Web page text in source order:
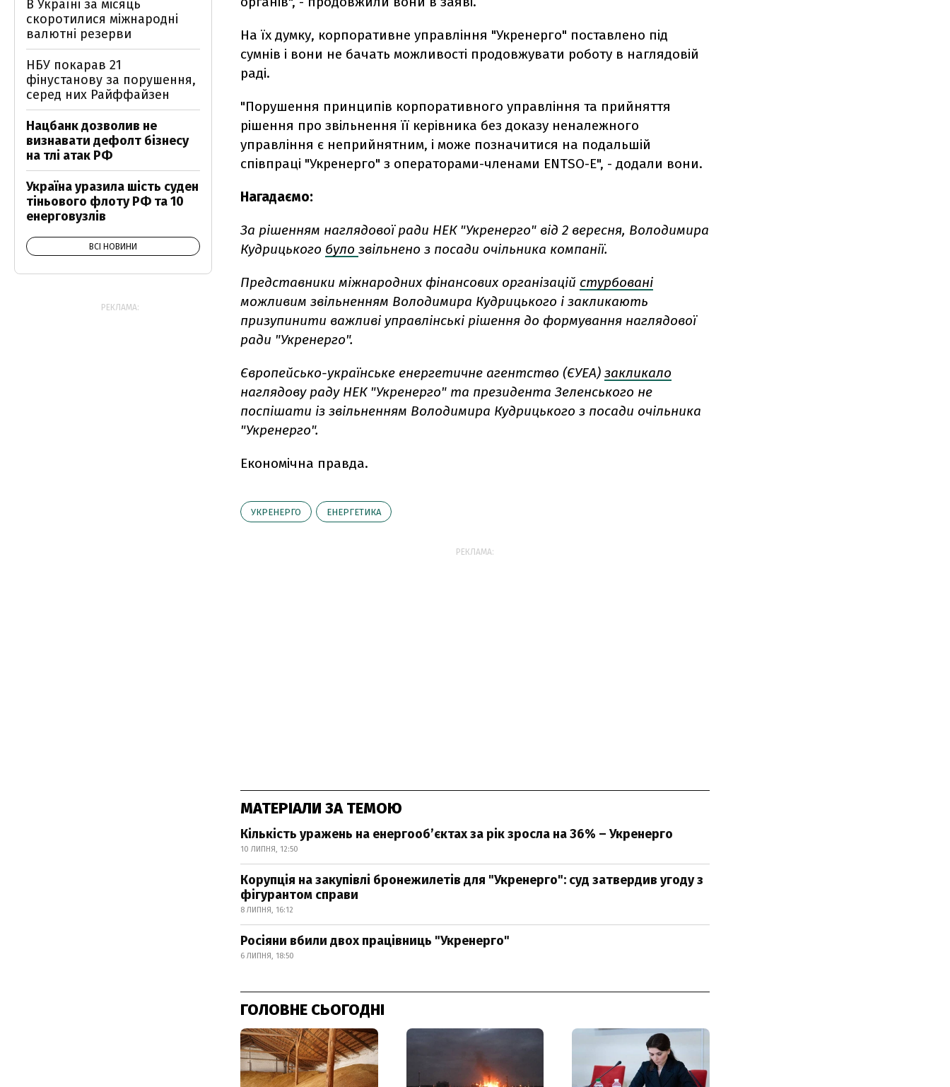
На їх думку, корпоративне управління "Укренерго" поставлено під
сумнів і вони не бачать можливості продовжувати роботу в наглядовій
раді.
"Порушення принципів корпоративного управління та прийняття
рішення про звільнення її керівника без доказу неналежного
управління є неприйнятним, і може позначитися на подальшій
співпраці "Укренерго" з операторами-членами ENTSO-E", - додали вони.
Нагадаємо:
За рішенням наглядової ради НЕК "Укренерго" від 2 вересня, Володимира
Кудрицького було звільнено з посади очільника компанії.
Представники міжнародних фінансових організацій стурбовані
можливим звільненням Володимира Кудрицького і закликають
призупинити важливі управлінські рішення до формування наглядової
ради "Укренерго".
Європейсько-українське енергетичне агентство (ЄУЕА) закликало
наглядову раду НЕК "Укренерго" та президента Зеленського не
поспішати із звільненням Володимира Кудрицького з посади очільника
"Укренерго".
Економічна правда.
УКРЕНЕРГО ЕНЕРГЕТИКА
РЕКЛАМА:
МАТЕРІАЛИ ЗА ТЕМОЮ
Кількість уражень на енергооб’єктах за рік зросла на 36% – Укренерго
10 ЛИПНЯ, 12:50
Корупція на закупівлі бронежилетів для "Укренерго": суд затвердив угоду з
фігурантом справи
8 ЛИПНЯ, 16:12
Росіяни вбили двох працівниць "Укренерго"
6 ЛИПНЯ, 18:50
ГОЛОВНЕ СЬОГОДНІ
В Україні за місяць
скоротилися міжнародні
валютні резерви
НБУ покарав 21
фінустанову за порушення,
серед них Райффайзен
Нацбанк дозволив не
визнавати дефолт бізнесу
на тлі атак РФ
Україна уразила шість суден
тіньового флоту РФ та 10
енерговузлів
ВСІ НОВИНИ
РЕКЛАМА: